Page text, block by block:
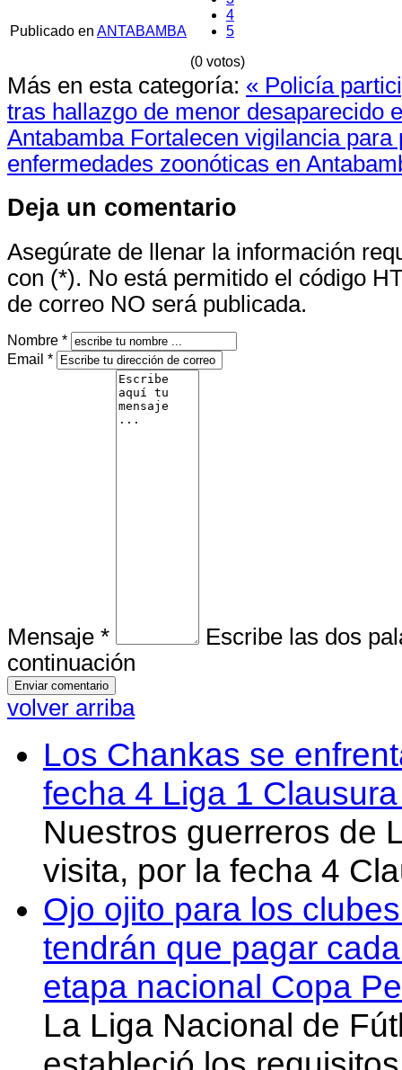
4
5
(0 votos)
Publicado en ANTABAMBA
Más en esta categoría: « Policía
tras hallazgo de menor desaparecido
Antabamba Fortalecen vigilancia para
enfermedades zoonóticas en
Deja un comentario
Asegúrate de llenar la información
con (*). No está permitido el código
de correo NO será publicada.
Nombre *
Email *
Mensaje *
Escribe las dos
continuación
volver arriba
Los Chankas se
fecha 4 Liga 1
Nuestros guerreros de
visita, por la fecha 4
Ojo ojito para los
tendrán que pagar
etapa nacional Copa
La Liga Nacional de